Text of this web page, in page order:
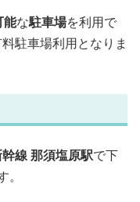
能な駐車場を利用で
駐車場利用となりま
線 那須塩原駅で下
。